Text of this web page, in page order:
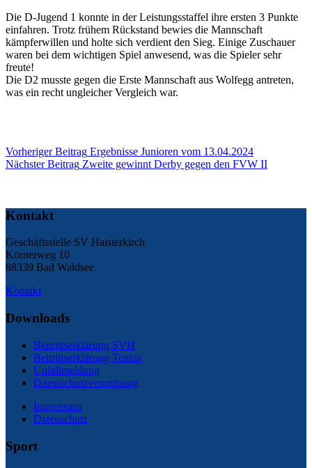
Die D-Jugend 1 konnte in der Leistungsstaffel ihre ersten 3 Punkte
einfahren. Trotz frühem Rückstand bewies die Mannschaft
kämpferwillen und holte sich verdient den Sieg. Einige Zuschauer
waren bei dem wichtigen Spiel anwesend, was die Spieler sehr
freute!
Die D2 musste gegen die Erste Mannschaft aus Wolfegg antreten,
was ein recht ungleicher Vergleich war.
VorherigerBeitrag Ergebnisse Junioren vom 13.04.2024
NächsterBeitrag Zweite gewinnt Derby gegen den FVW II
Kontakt
Geschäftsstelle SV Haisterkirch
Körnerweg 10
88339 Bad Waldsee
Kontakt
Downloads
Beitrittserklärung SVH
Beitrittserklärung Tennis
Unfallmeldung
Datenschutzverordnung
Impressum
Datenschutz
Sport